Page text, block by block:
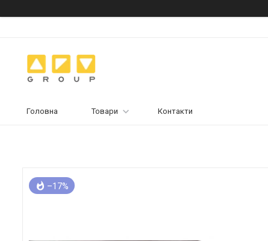
Головна Товари Контакти
–17%